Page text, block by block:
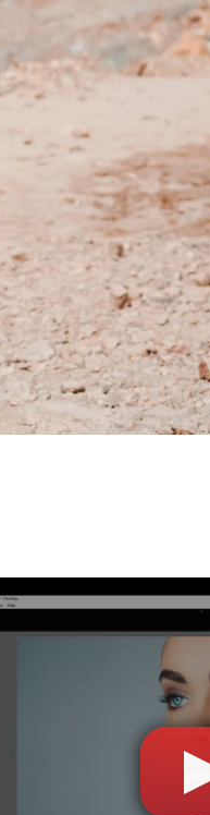
AI Képzési Adatok